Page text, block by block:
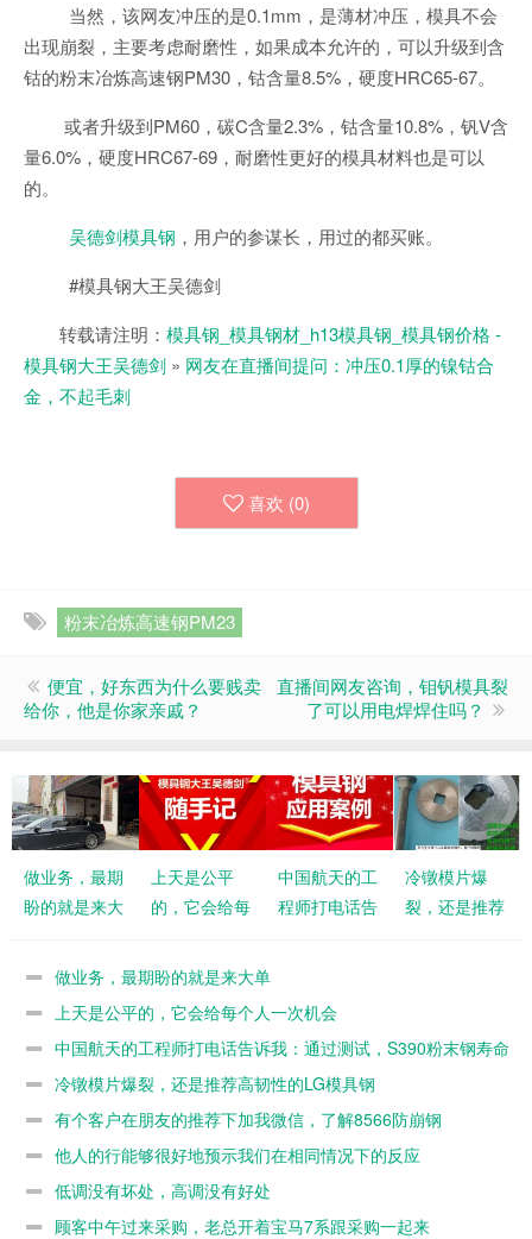
当然，该网友冲压的是0.1mm，是薄材冲压，模具不会
出现崩裂，主要考虑耐磨性，如果成本允许的，可以升级到含
钴的粉末冶炼高速钢PM30，钴含量8.5%，硬度HRC65-67。
或者升级到PM60，碳C含量2.3%，钴含量10.8%，钒V含
量6.0%，硬度HRC67-69，耐磨性更好的模具材料也是可以
的。
吴德剑模具钢 ，用户的参谋长，用过的都买账。
#模具钢大王吴德剑
转载请注明： 模具钢_模具钢材_h13模具钢_模具钢价格 -
模具钢大王吴德剑 » 网友在直播间提问：冲压0.1厚的镍钴合
金，不起毛刺
喜欢 (0)
粉末冶炼高速钢PM23
便宜，好东西为什么要贱卖
给你，他是你家亲戚？
直播间网友咨询，钼钒模具裂
了可以用电焊焊住吗？
做业务，最期
盼的就是来大
上天是公平
的，它会给每
中国航天的工
程师打电话告
8566
冷镦模片爆
裂，还是推荐
做业务，最期盼的就是来大单
上天是公平的，它会给每个人一次机会
中国航天的工程师打电话告诉我：通过测试，S390粉末钢寿命
不如8566
冷镦模片爆裂，还是推荐高韧性的LG模具钢
有个客户在朋友的推荐下加我微信，了解8566防崩钢
他人的行能够很好地预示我们在相同情况下的反应
低调没有坏处，高调没有好处
顾客中午过来采购，老总开着宝马7系跟采购一起来